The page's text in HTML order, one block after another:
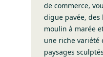
de commerce,
digue pavée,
moulin à marée
une riche variété
paysages